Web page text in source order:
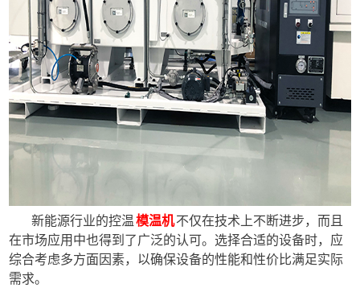
新能源行业的控温模温机不仅在技术上不断进步，而且
在市场应用中也得到了广泛的认可。选择合适的设备时，应
综合考虑多方面因素，以确保设备的性能和性价比满足实际
需求。